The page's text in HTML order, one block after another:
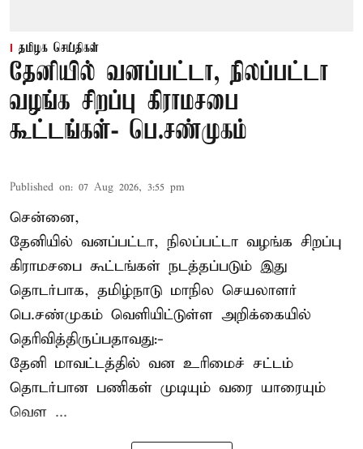
தமிழக செய்திகள்
தேனியில் வனப்பட்டா, நிலப்பட்டா
வழங்க சிறப்பு கிராமசபை
கூட்டங்கள்- பெ.சண்முகம்
Published on: 07 Aug 2026, 3:55 pm
சென்னை,
தேனியில் வனப்பட்டா, நிலப்பட்டா வழங்க சிறப்பு
கிராமசபை கூட்டங்கள் நடத்தப்படும் இது
தொடர்பாக, தமிழ்நாடு மாநில செயலாளர்
பெ.சண்முகம் வெளியிட்டுள்ள அறிக்கையில்
தெரிவித்திருப்பதாவது:-
தேனி மாவட்டத்தில் வன உரிமைச் சட்டம்
தொடர்பான பணிகள் முடியும் வரை யாரையும்
வெள ...